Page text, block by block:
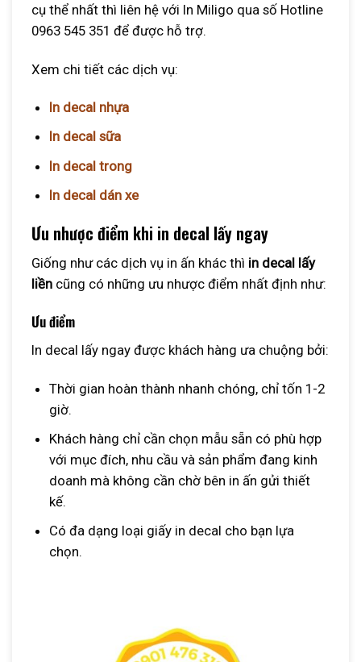
cụ thể nhất thì liên hệ với In Miligo qua số Hotline
0963 545 351 để được hỗ trợ.
Xem chi tiết các dịch vụ:
In decal nhựa
In decal sữa
In decal trong
In decal dán xe
Ưu nhược điểm khi in decal lấy ngay
Giống như các dịch vụ in ấn khác thì in decal lấy
liền cũng có những ưu nhược điểm nhất định như:
Ưu điểm
In decal lấy ngay được khách hàng ưa chuộng bởi:
Thời gian hoàn thành nhanh chóng, chỉ tốn 1-2
giờ.
Khách hàng chỉ cần chọn mẫu sẵn có phù hợp
với mục đích, nhu cầu và sản phẩm đang kinh
doanh mà không cần chờ bên in ấn gửi thiết
kế.
Có đa dạng loại giấy in decal cho bạn lựa
chọn.